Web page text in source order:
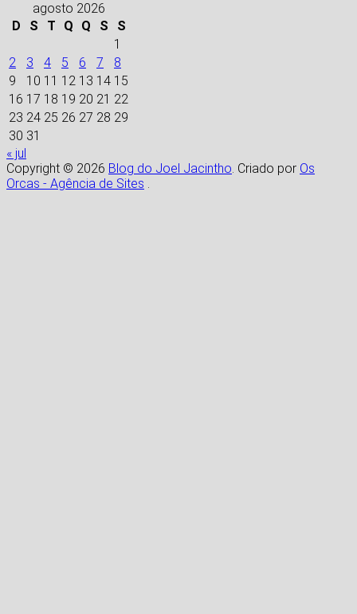
agosto 2026
D
S T Q Q S
S
1
2
3 4 5 6 7
8
9
10 11 12 13 14 15
16 17 18 19 20 21 22
23 24 25 26 27 28 29
30 31
« jul
Copyright © 2026 Blog do Joel Jacintho. Criado por Os
Orcas - Agência de Sites .